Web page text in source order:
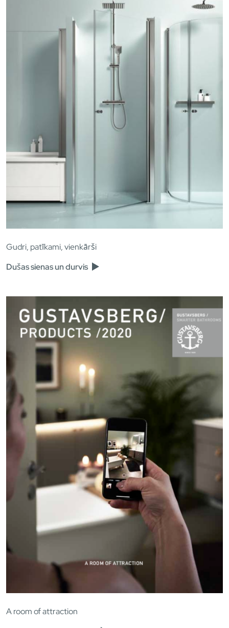
Gudri, patīkami, vienkārši
Dušas sienas un durvis
A room of attraction